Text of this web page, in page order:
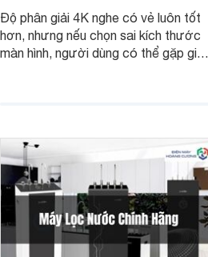
Độ phân giải 4K nghe có vẻ luôn tốt
hơn, nhưng nếu chọn sai kích thước
màn hình, người dùng có thể gặp giao